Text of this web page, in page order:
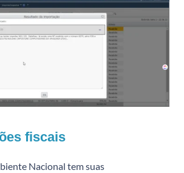
fiscais
Nacional tem suas